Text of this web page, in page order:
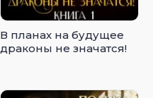
В планах на будущее
драконы не значатся!